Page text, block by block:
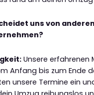
uns von anderen
Unsere erfahrenen
Anfang bis zum Ende
unsere Termine ein